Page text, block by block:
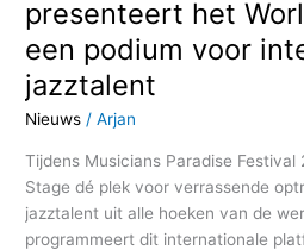
presenteert het
een podium voor
jazztalent
Nieuws /Arjan
Tijdens Musicians Paradise
Stage dé plek voor verrassende
jazztalent uit alle hoeken van de
programmeert dit internationale
jazztalent